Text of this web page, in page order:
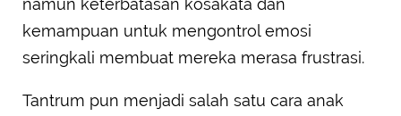
kemampuan untuk mengontrol emosi
seringkali membuat mereka merasa frustrasi.
Tantrum pun menjadi salah satu cara anak